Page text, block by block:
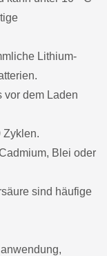
Lithium-
vor dem Laden
Zyklen.
Blei oder
sind häufige